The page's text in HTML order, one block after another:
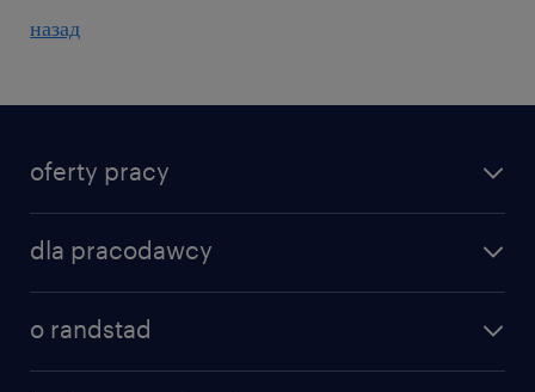
назад
oferty pracy
dla pracodawcy
o randstad